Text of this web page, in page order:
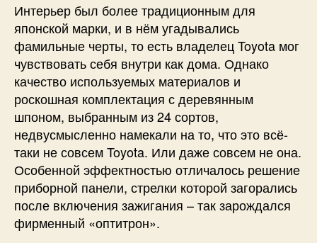
Интерьер был более традиционным для
японской марки, и в нём угадывались
фамильные черты, то есть владелец Toyota мог
чувствовать себя внутри как дома. Однако
качество используемых материалов и
роскошная комплектация с деревянным
шпоном, выбранным из 24 сортов,
недвусмысленно намекали на то, что это всё-
таки не совсем Toyota. Или даже совсем не она.
Особенной эффектностью отличалось решение
приборной панели, стрелки которой загорались
после включения зажигания – так зарождался
фирменный «оптитрон».